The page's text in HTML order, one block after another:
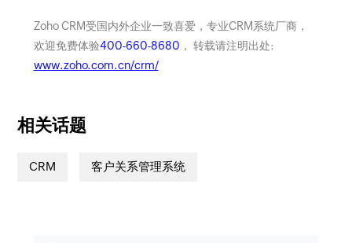
Zoho CRM受国内外企业一致喜爱，专业CRM系统厂商，
欢迎免费体验400-660-8680 ， 转载请注明出处:
www.zoho.com.cn/crm/
相关话题
CRM 客户关系管理系统